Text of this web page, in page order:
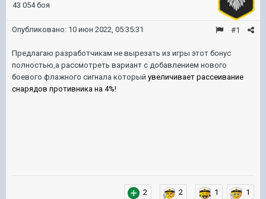
43 054 боя
#1
Опубликовано: 10 июн 2022, 05:35:31
Предлагаю разработчикам не вырезать из игры этот бонус
полностью,а рассмотреть вариант с добавлением нового
боевого флажного сигнала который увеличивает рассеивание
снарядов противника на 4%!
2 2 1 1